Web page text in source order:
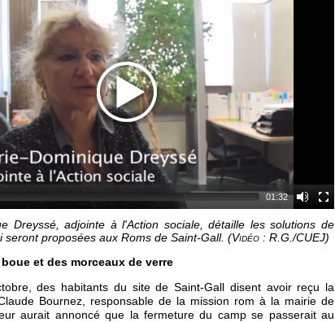
01:32
Dreyssé, adjointe à l'Action sociale, détaille les solutions de
seront proposées aux Roms de Saint-Gall. (Vidéo : R.G./CUEJ)
boue et des morceaux de verre
des habitants du site de Saint-Gall disent avoir reçu la
Bournez, responsable de la mission rom à la mairie de
aurait annoncé que la fermeture du camp se passerait au